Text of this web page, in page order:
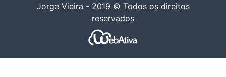
Jorge Vieira - 2019 © Todos os direitos
reservados